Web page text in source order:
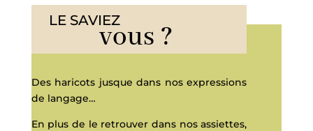
LE SAVIEZ
vous ?
Des haricots jusque dans nos expressions
de langage…
En plus de le retrouver dans nos assiettes,